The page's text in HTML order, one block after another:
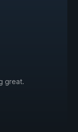
great.